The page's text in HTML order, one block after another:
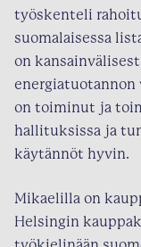
työskenteli
suomalaisessa
on
on toiminut ja
hallituksissa ja
käytännöt hyvin.
Mikaelilla on
Helsingin